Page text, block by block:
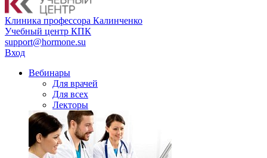
Клиника профессора Калинченко
Учебный центр КПК
support@hormone.su
Вход
Вебинары
Для врачей
Для всех
Лекторы